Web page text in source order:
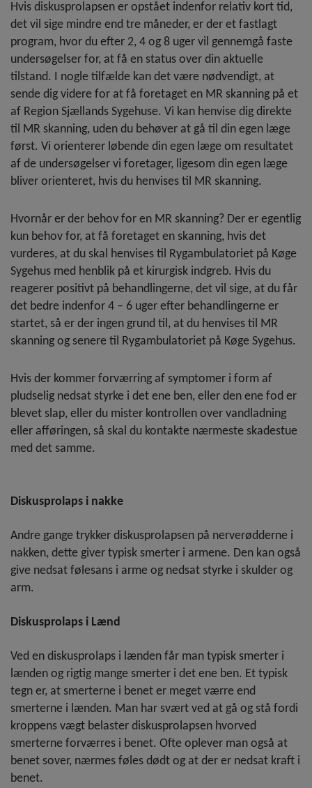
Hvis diskusprolapsen er opstået indenfor relativ kort tid,
det vil sige mindre end tre måneder, er der et fastlagt
program, hvor du efter 2, 4 og 8 uger vil gennemgå faste
undersøgelser for, at få en status over din aktuelle
tilstand. I nogle tilfælde kan det være nødvendigt, at
sende dig videre for at få foretaget en MR skanning på et
af Region Sjællands Sygehuse. Vi kan henvise dig direkte
til MR skanning, uden du behøver at gå til din egen læge
først. Vi orienterer løbende din egen læge om resultatet
af de undersøgelser vi foretager, ligesom din egen læge
bliver orienteret, hvis du henvises til MR skanning.
Hvornår er der behov for en MR skanning? Der er egentlig
kun behov for, at få foretaget en skanning, hvis det
vurderes, at du skal henvises til Rygambulatoriet på Køge
Sygehus med henblik på et kirurgisk indgreb. Hvis du
reagerer positivt på behandlingerne, det vil sige, at du får
det bedre indenfor 4 – 6 uger efter behandlingerne er
startet, så er der ingen grund til, at du henvises til MR
skanning og senere til Rygambulatoriet på Køge Sygehus.
Hvis der kommer forværring af symptomer i form af
pludselig nedsat styrke i det ene ben, eller den ene fod er
blevet slap, eller du mister kontrollen over vandladning
eller afføringen, så skal du kontakte nærmeste skadestue
med det samme.
Diskusprolaps i nakke
Andre gange trykker diskusprolapsen på nerverødderne i
nakken, dette giver typisk smerter i armene. Den kan også
give nedsat følesans i arme og nedsat styrke i skulder og
arm.
Diskusprolaps i Lænd
Ved en diskusprolaps i lænden får man typisk smerter i
lænden og rigtig mange smerter i det ene ben. Et typisk
tegn er, at smerterne i benet er meget værre end
smerterne i lænden. Man har svært ved at gå og stå fordi
kroppens vægt belaster diskusprolapsen hvorved
smerterne forværres i benet. Ofte oplever man også at
benet sover, nærmes føles dødt og at der er nedsat kraft i
benet.